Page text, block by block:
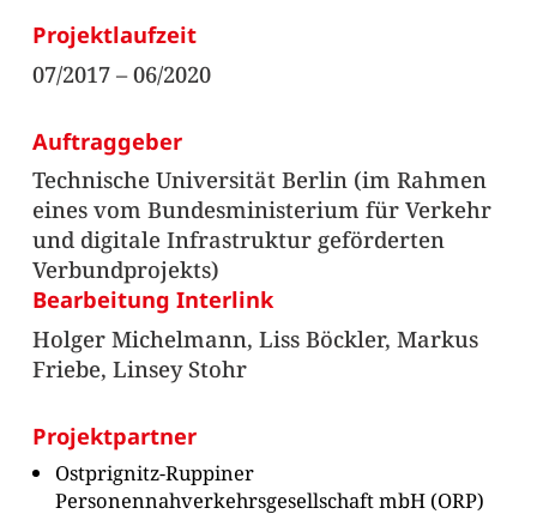
Projektlaufzeit
07/2017 – 06/2020
Auftraggeber
Technische Universität Berlin (im Rahmen
eines vom Bundesministerium für Verkehr
und digitale Infrastruktur geförderten
Verbundprojekts)
Bearbeitung Interlink
Holger Michelmann, Liss Böckler, Markus
Friebe, Linsey Stohr
Projektpartner
Ostprignitz-Ruppiner
Personennahverkehrsgesellschaft mbH (ORP)